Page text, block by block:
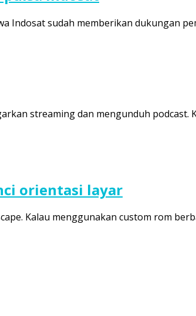
Indosat sudah memberikan dukungan
streaming dan mengunduh podcast.
orientasi layar
Kalau menggunakan custom rom